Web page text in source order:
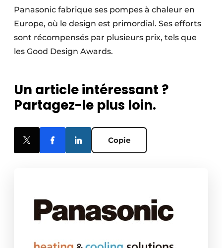
Panasonic fabrique ses pompes à chaleur en
Europe, où le design est primordial. Ses efforts
sont récompensés par plusieurs prix, tels que
les Good Design Awards.
Un article intéressant ?
Partagez-le plus loin.
Copie